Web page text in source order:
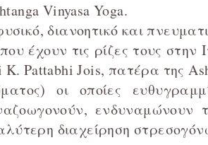
Vinyasa Yoga.
διανοητικό και
έχουν τις ρίζες τους στην
Pattabhi Jois, πατέρα της
οι οποίες
ενδυναμώνουν
διαχείρηση